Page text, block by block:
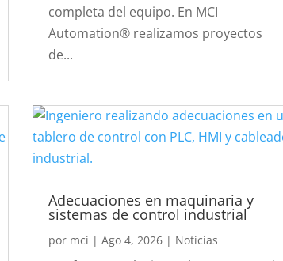
completa del equipo. En MCI
Automation® realizamos proyectos
de...
Adecuaciones en maquinaria y
sistemas de control industrial
por mci |Ago 4, 2026 | Noticias